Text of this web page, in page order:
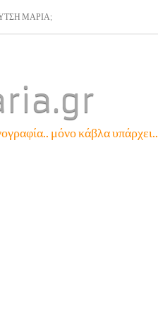
ΜΑΡΙΑ;
μόνο κάβλα υπάρχει..